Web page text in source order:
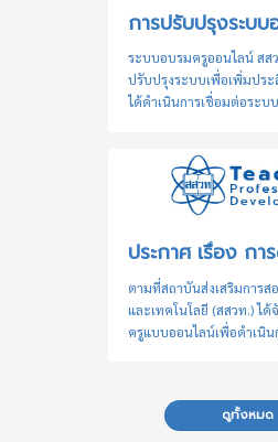
ระบบอบรมครูออนไลน์ สส
ปรับปรุงระบบเพื่อเพิ่มปร
ได้ดำเนินการเชื่อมต่อระบ
ด้วยกัน เพื่อช่วยอำนวยคว
สามารถล็อกอินเข้าสู่ระบบ
username และ password
ทำการล็อคอินเข้าสู่ระบบ
ปัญหาการอัปเดตหรือล็อคอิ
กรุณาแจ้งรายละเอียดปัญห
teacherpd@ipst.ac.th หรือ
endb@ipst.ac.th สำหรับท่
ตามที่สถาบันส่งเสริมการส
และเทคโนโลยี (สสวท.) ไ
ครูแบบออนไลน์เพื่อดำเนิ
ศักยภาพครูและบุคลากรทา
ด้านองค์ความรู้และทักษะใ
ดูทั้งหมด